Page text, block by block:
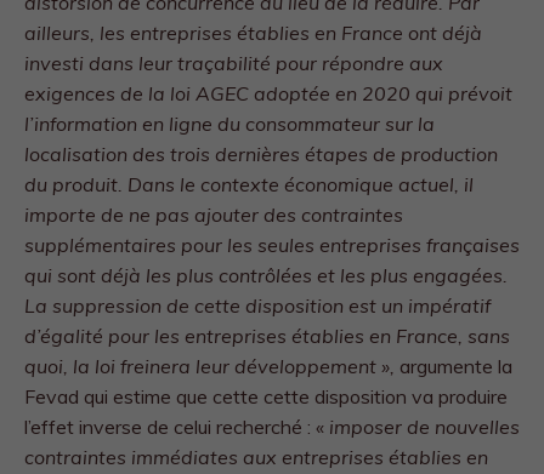
ailleurs, les entreprises établies en France ont déjà
investi dans leur traçabilité pour répondre aux
exigences de la loi AGEC adoptée en 2020 qui prévoit
l’information en ligne du consommateur sur la
localisation des trois dernières étapes de production
du produit. Dans le contexte économique actuel, il
importe de ne pas ajouter des contraintes
supplémentaires pour les seules entreprises françaises
qui sont déjà les plus contrôlées et les plus engagées.
La suppression de cette disposition est un impératif
d’égalité pour les entreprises établies en France, sans
quoi, la loi freinera leur développement », argumente la
Fevad qui estime que cette cette disposition va produire
l’effet inverse de celui recherché : « imposer de nouvelles
contraintes immédiates aux entreprises établies en